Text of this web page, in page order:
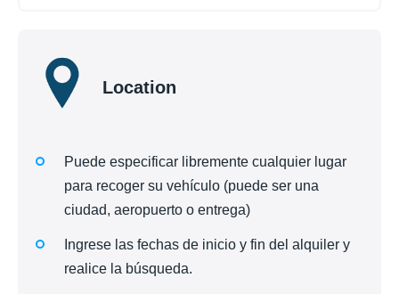
Location
Puede especificar libremente cualquier lugar
para recoger su vehículo (puede ser una
ciudad, aeropuerto o entrega)
Ingrese las fechas de inicio y fin del alquiler y
realice la búsqueda.